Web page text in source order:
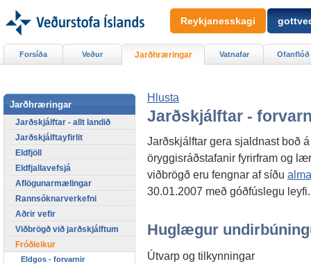
Hlusta
Jarðskjálftar -
Jarðskjálftar gera sjaldnast boð
öryggisráðstafanir fyrirfram og
viðbrögð eru fengnar af síðu
30.01.2007 með góðfúslegu leyfi.
Huglægur
Útvarp og tilkynningar
Forsíða Veður Jarðhræringar Vatnafar Ofanflóð
Jarðhræringar
Jarðskjálftar - allt landið
Jarðskjálftayfirlit
Eldfjöll
Eldfjallavefsjá
Aflögunarmælingar
Rannsóknarverkefni
Aðrir vefir
Viðbrögð við jarðskjálftum
Fróðleikur
Eldgos - forvarnir
Reykjanesskagi